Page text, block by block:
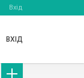
Вхід
ВХІД